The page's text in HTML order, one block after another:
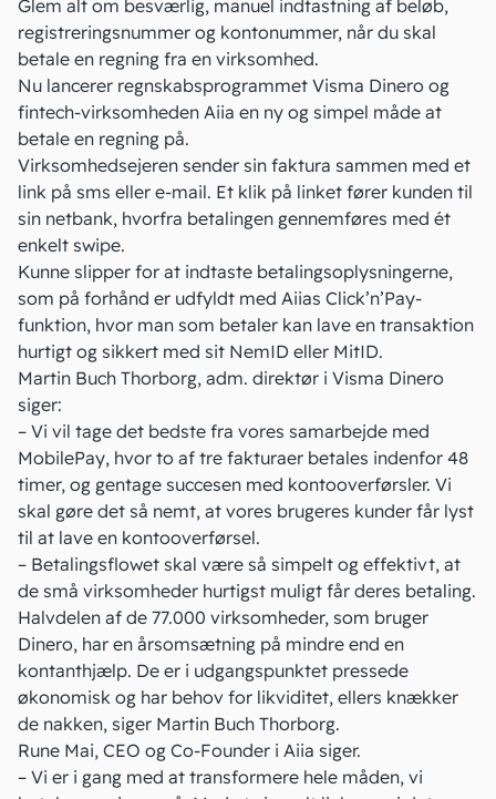
Glem alt om besværlig, manuel indtastning af beløb,
registreringsnummer og kontonummer, når du skal
betale en regning fra en virksomhed.
Nu lancerer regnskabsprogrammet Visma Dinero og
fintech-virksomheden Aiia en ny og simpel måde at
betale en regning på.
Virksomhedsejeren sender sin faktura sammen med et
link på sms eller e-mail. Et klik på linket fører kunden til
sin netbank, hvorfra betalingen gennemføres med ét
enkelt swipe.
Kunne slipper for at indtaste betalingsoplysningerne,
som på forhånd er udfyldt med Aiias Click’n’Pay-
funktion, hvor man som betaler kan lave en transaktion
hurtigt og sikkert med sit NemID eller MitID.
Martin Buch Thorborg, adm. direktør i Visma Dinero
siger:
– Vi vil tage det bedste fra vores samarbejde med
MobilePay, hvor to af tre fakturaer betales indenfor 48
timer, og gentage succesen med kontooverførsler. Vi
skal gøre det så nemt, at vores brugeres kunder får lyst
til at lave en kontooverførsel.
– Betalingsflowet skal være så simpelt og effektivt, at
de små virksomheder hurtigst muligt får deres betaling.
Halvdelen af de 77.000 virksomheder, som bruger
Dinero, har en årsomsætning på mindre end en
kontanthjælp. De er i udgangspunktet pressede
økonomisk og har behov for likviditet, ellers knækker
de nakken, siger Martin Buch Thorborg.
Rune Mai, CEO og Co-Founder i Aiia siger.
– Vi er i gang med at transformere hele måden, vi